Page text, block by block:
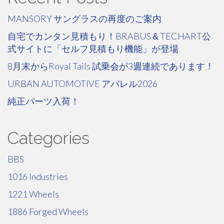
MANSORY サングラスの再度のご案内
自宅でカンタン見積もり！BRABUS＆TECHART公
式サイトに「セルフ見積もり機能」が登場
8月末からRoyal Tails 試乗会が3週連続であります！
URBAN AUTOMOTIVE アパレル2026
純正パーツ入荷！
Categories
BBS
1016 Industries
1221 Wheels
1886 Forged Wheels